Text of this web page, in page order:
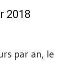
2018
par an, le